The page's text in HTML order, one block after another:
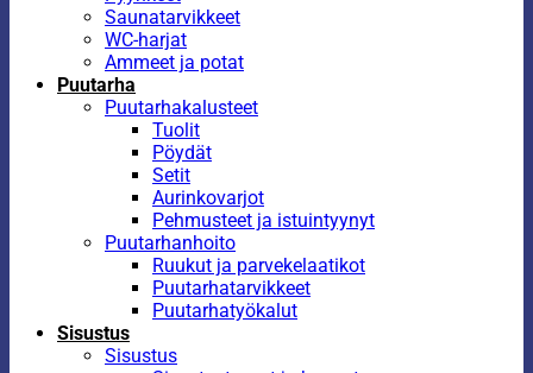
Saunatarvikkeet
WC-harjat
Ammeet ja potat
Puutarha
Puutarhakalusteet
Tuolit
Pöydät
Setit
Aurinkovarjot
Pehmusteet ja istuintyynyt
Puutarhanhoito
Ruukut ja parvekelaatikot
Puutarhatarvikkeet
Puutarhatyökalut
Sisustus
Sisustus